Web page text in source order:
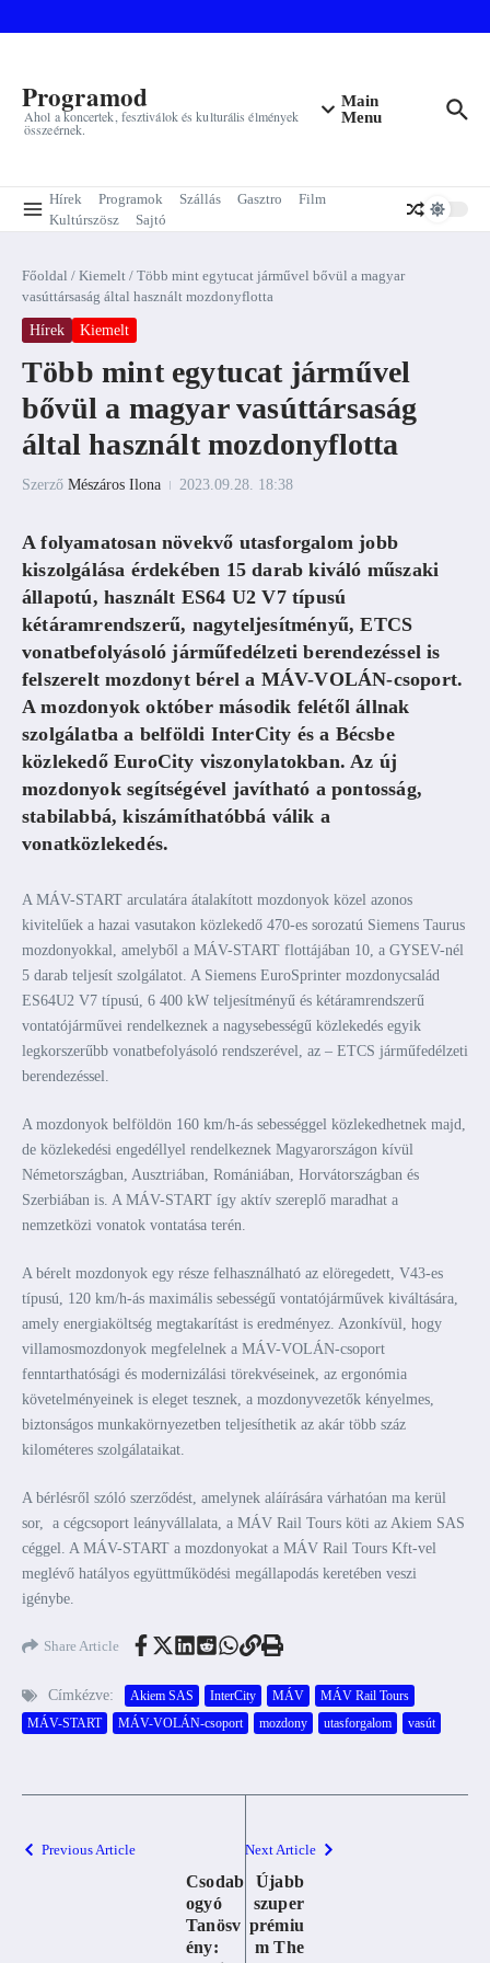
Programod
Ahol a koncertek, fesztiválok és kulturális élmények
összeérnek.
Main
Menu
Hírek Programok Szállás Gasztro
Film
Kultúrszösz
Sajtó
Főoldal / Kiemelt / Több mint egytucat járművel bővül a magyar
vasúttársaság által használt mozdonyflotta
Hírek Kiemelt
Több mint egytucat járművel
bővül a magyar vasúttársaság
által használt mozdonyflotta
Szerző Mészáros Ilona 2023.09.28. 18:38
A folyamatosan növekvő utasforgalom jobb
kiszolgálása érdekében 15 darab kiváló műszaki
állapotú, használt ES64 U2 V7 típusú
kétáramrendszerű, nagyteljesítményű, ETCS
vonatbefolyásoló járműfedélzeti berendezéssel is
felszerelt mozdonyt bérel a MÁV-VOLÁN-csoport.
A mozdonyok október második felétől állnak
szolgálatba a belföldi InterCity és a Bécsbe
közlekedő EuroCity viszonylatokban. Az új
mozdonyok segítségével javítható a pontosság,
stabilabbá, kiszámíthatóbbá válik a
vonatközlekedés.
A MÁV-START arculatára átalakított mozdonyok közel azonos
kivitelűek a hazai vasutakon közlekedő 470-es sorozatú Siemens Taurus
mozdonyokkal, amelyből a MÁV-START flottájában 10, a GYSEV-nél
5 darab teljesít szolgálatot. A Siemens EuroSprinter mozdonycsalád
ES64U2 V7 típusú, 6 400 kW teljesítményű és kétáramrendszerű
vontatójárművei rendelkeznek a nagysebességű közlekedés egyik
legkorszerűbb vonatbefolyásoló rendszerével, az – ETCS járműfedélzeti
berendezéssel.
A mozdonyok belföldön 160 km/h-ás sebességgel közlekedhetnek majd,
de közlekedési engedéllyel rendelkeznek Magyarországon kívül
Németországban, Ausztriában, Romániában, Horvátországban és
Szerbiában is. A MÁV-START így aktív szereplő maradhat a
nemzetközi vonatok vontatása terén.
A bérelt mozdonyok egy része felhasználható az elöregedett, V43-es
típusú, 120 km/h-ás maximális sebességű vontatójárművek kiváltására,
amely energiaköltség megtakarítást is eredményez. Azonkívül, hogy
villamosmozdonyok megfelelnek a MÁV-VOLÁN-csoport
fenntarthatósági és modernizálási törekvéseinek, az ergonómia
követelményeinek is eleget tesznek, a mozdonyvezetők kényelmes,
biztonságos munkakörnyezetben teljesíthetik az akár több száz
kilométeres szolgálataikat.
A bérlésről szóló szerződést, amelynek aláírására várhatóan ma kerül
sor, a cégcsoport leányvállalata, a MÁV Rail Tours köti az Akiem SAS
céggel. A MÁV-START a mozdonyokat a MÁV Rail Tours Kft-vel
meglévő hatályos együttműködési megállapodás keretében veszi
igénybe.
Share Article
Címkézve: Akiem SAS InterCity MÁV
MÁV Rail Tours
MÁV-START
MÁV-VOLÁN-csoport mozdony utasforgalom vasút
Previous Article
Csodab
ogyó
Tanösv
ény:
Next Article
Újabb
szuper
prémiu
m The